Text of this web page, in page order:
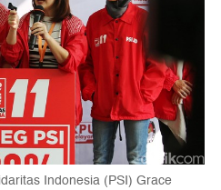
Indonesia (PSI) Grace